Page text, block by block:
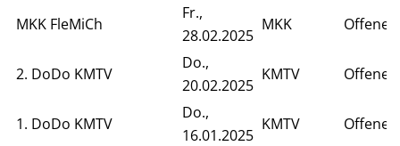
MKK FleMiCh
Fr.,
28.02.2025
MKK
2. DoDo KMTV
Do.,
20.02.2025
KMTV
1. DoDo KMTV
Do.,
16.01.2025
KMTV